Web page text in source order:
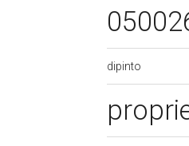
dipinto